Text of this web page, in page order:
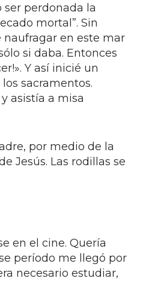
ser perdonada la
mortal”. Sin
en este mar
si daba. Entonces
Y así inicié un
sacramentos.
asistía a misa
por medio de la
Jesús. Las rodillas se
en el cine. Quería
período me llegó por
necesario estudiar,